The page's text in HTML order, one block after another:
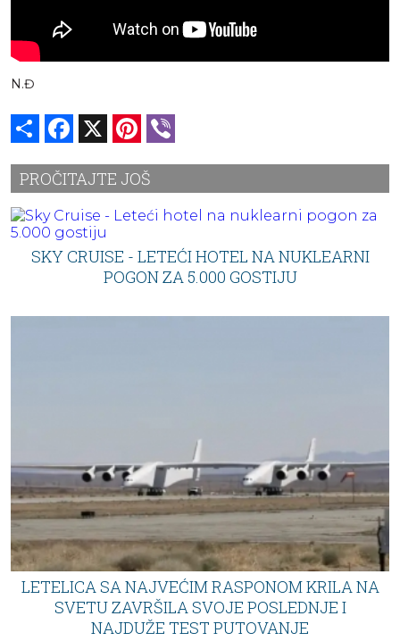
N.Đ
Share Facebook Pinterest
PROČITAJTE JOŠ
SKY CRUISE - LETEĆI HOTEL NA NUKLEARNI
POGON ZA 5.000 GOSTIJU
LETELICA SA NAJVEĆIM RASPONOM KRILA NA
SVETU ZAVRŠILA SVOJE POSLEDNJE I
NAJDUŽE TEST PUTOVANJE